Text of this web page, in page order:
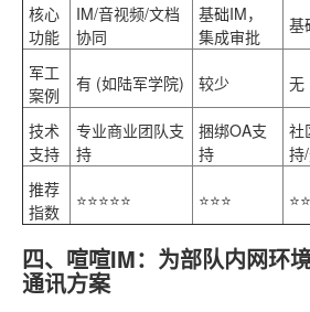
核心
功能
IM/音视频/文档
协同
基础IM，
集成审批
基
军工
案例
有 (如陆军学院) 较少 无
技术
支持
专业商业团队支
持
捆绑OA支
持
社
持
推荐
指数
⭐⭐⭐⭐⭐ ⭐⭐⭐ ⭐⭐
四、喧喧IM：为部队内网环
通讯方案